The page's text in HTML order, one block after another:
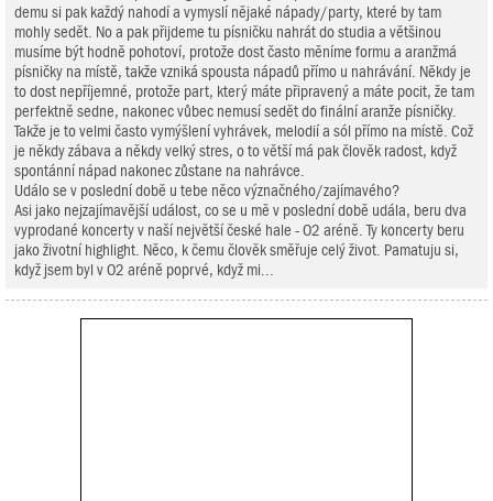
demu si pak každý nahodí a vymyslí nějaké nápady/party, které by tam
mohly sedět. No a pak přijdeme tu písničku nahrát do studia a většinou
musíme být hodně pohotoví, protože dost často měníme formu a aranžmá
písničky na místě, takže vzniká spousta nápadů přímo u nahrávání. Někdy je
to dost nepříjemné, protože part, který máte připravený a máte pocit, že tam
perfektně sedne, nakonec vůbec nemusí sedět do finální aranže písničky.
Takže je to velmi často vymýšlení vyhrávek, melodií a sól přímo na místě. Což
je někdy zábava a někdy velký stres, o to větší má pak člověk radost, když
spontánní nápad nakonec zůstane na nahrávce.
Událo se v poslední době u tebe něco význačného/zajímavého?
Asi jako nejzajímavější událost, co se u mě v poslední době udála, beru dva
vyprodané koncerty v naší největší české hale - O2 aréně. Ty koncerty beru
jako životní highlight. Něco, k čemu člověk směřuje celý život. Pamatuju si,
když jsem byl v O2 aréně poprvé, když mi...